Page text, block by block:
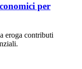
per
eroga contributi